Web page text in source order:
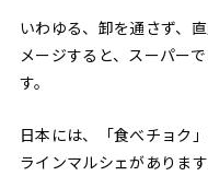
いわゆる、卸を通さず、
メージすると、スーパー
す。
日本には、「食べチョク
ラインマルシェがありま